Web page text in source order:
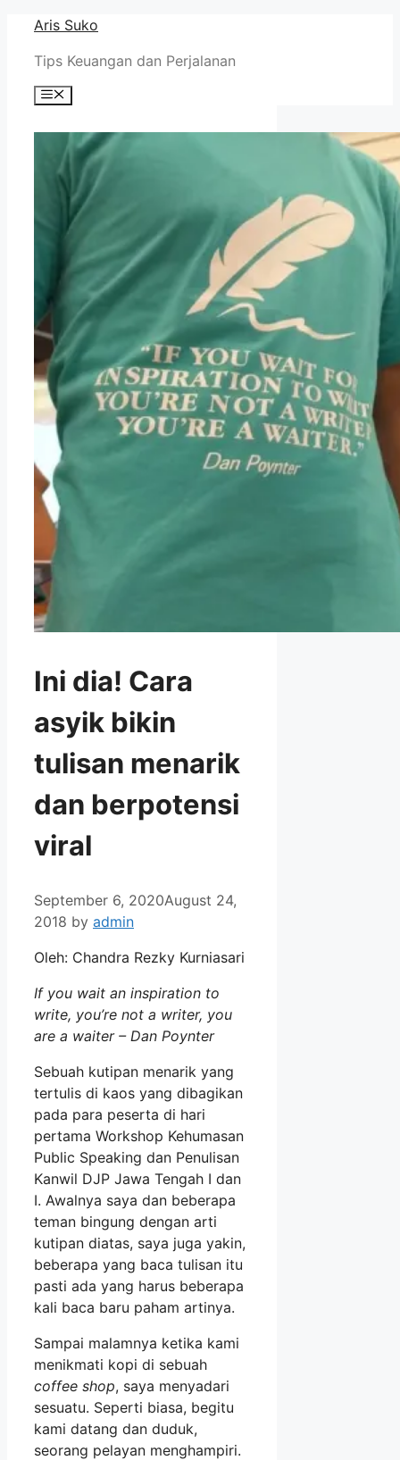
Skip
content
Aris Suko
Tips Keuangan dan Perjalanan
Menu
Ini dia! Cara
asyik bikin
tulisan menarik
dan berpotensi
viral
September 6, 2020August 24,
2018 by admin
Oleh: Chandra Rezky Kurniasari
If you wait an inspiration to
write, you’re not a writer, you
are a waiter – Dan Poynter
Sebuah kutipan menarik yang
tertulis di kaos yang dibagikan
pada para peserta di hari
pertama Workshop Kehumasan
Public Speaking dan Penulisan
Kanwil DJP Jawa Tengah I dan
I. Awalnya saya dan beberapa
teman bingung dengan arti
kutipan diatas, saya juga yakin,
beberapa yang baca tulisan itu
pasti ada yang harus beberapa
kali baca baru paham artinya.
Sampai malamnya ketika kami
menikmati kopi di sebuah
coffee shop, saya menyadari
sesuatu. Seperti biasa, begitu
kami datang dan duduk,
seorang pelayan menghampiri.